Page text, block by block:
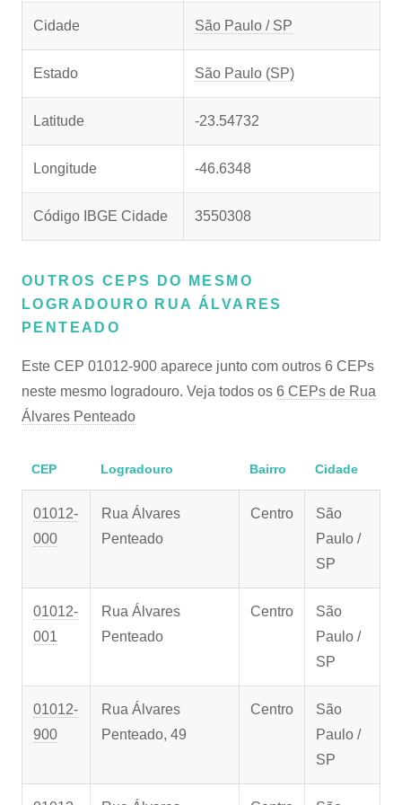
Cidade São Paulo / SP
Estado São Paulo (SP)
Latitude -23.54732
Longitude -46.6348
Código IBGE Cidade 3550308
OUTROS CEPS DO MESMO
LOGRADOURO RUA ÁLVARES
PENTEADO
Este CEP 01012-900 aparece junto com outros 6 CEPs
neste mesmo logradouro. Veja todos os 6 CEPs de Rua
Álvares Penteado
CEP Logradouro Bairro Cidade
01012-
000
Rua Álvares
Penteado
Centro
São
Paulo /
SP
01012-
001
Rua Álvares
Penteado
Centro
São
Paulo /
SP
01012-
900
Rua Álvares
Penteado, 49
Centro
São
Paulo /
SP